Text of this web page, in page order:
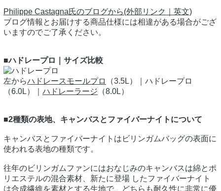
Philippe Castagna氏のブログから(外部リンク｜英文)
ブログ情報とお届けする商品仕様には相違がある場合がござ
いますのでご了承ください。
■ハドレープロ｜サイズ比較
左からハドレースモールプロ
（3.5L）｜ハドレープロ
（6.0L）｜ ハドレーラージ （8.0L）
■2種類の表地、キャンバスとファイバーナイトについて
キャンバスとファイバーナイトはビリンガムバッグの表面に
使われる表地の種類です。
往年のビリンガムファンにはおなじみのキャンバスは綿とポ
リエステルの混合素材、新たに登場 したファイバーナイト
は合成繊維を素材とする生地で、どちらも耐久性に非常に優